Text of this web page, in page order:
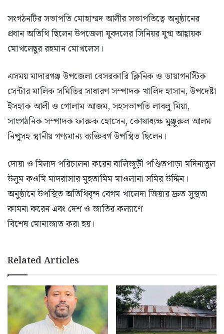
সংগঠনটির সভাপতি মোহাম্মদ আলীর সভাপতিত্বে অনুষ্ঠানের
প্রধান অতিথি ছিলেন উপজেলা যুবদলের সিনিয়র যুগ্ম আহ্বায়ক
মোখলেছুর রহমান মোখলেস।
এসময় মাদারগঞ্জ উপজেলা বেসরকারি ক্লিনিক ও ডায়াগনস্টিক
সেন্টার মালিক সমিতির সাধারণ সম্পাদক খালিদ হাসান, উপদেষ্টা
ইসহাক আলী ও গোলাম আজম, সহসভাপতি লাবলু মিয়া,
সাংগঠনিক সম্পাদক ফারুক হোসেন, কোষাধ্যক্ষ মুঞ্জুরুল আলম
নিপুসহ স্থানীয় গণ্যমান্য ব্যক্তিবর্গ উপস্থিত ছিলেন।
দোয়া ও মিলাদ পরিচালনা করেন বালিজুড়ী পণ্ডিতপাড়া মদিনাতুল
উলুম কওমি মাদরাসার মুহতামিম মাওলানা সমির উদ্দিন।
অনুষ্ঠানে উপস্থিত অতিথিবৃন্দ বেগম খালেদা জিয়ার দ্রুত সুস্থতা
কামনা করেন এবং দেশ ও জাতির কল্যাণে
বিশেষ মোনাজাত করা হয়।
Related Articles